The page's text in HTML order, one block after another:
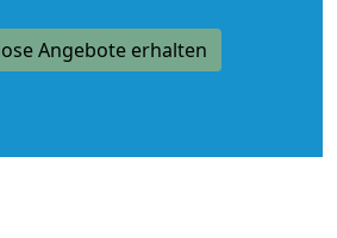
Angebote erhalten